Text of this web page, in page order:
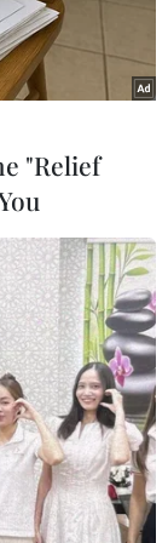
viên cây xanh
cây xanh
- đó là khẳng
đồng Nhân
Vân tại buổi
ủy với Ban
"Relief